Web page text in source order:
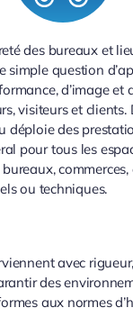
des bureaux et
simple question
d’image et
visiteurs et clients.
déploie des
pour tous les
ou techniques.
avec
des
aux normes